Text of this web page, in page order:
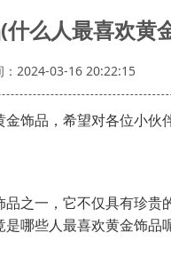
么人最喜欢黄
：2024-03-16 20:22:15
饰品，希望对各位小伙
之一，它不仅具有珍贵
哪些人最喜欢黄金饰品